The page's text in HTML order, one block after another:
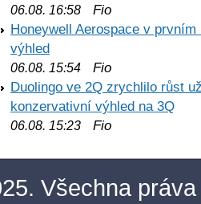
06.08. 16:58 Fio
Honeywell Aerospace v
výhled
06.08. 15:54 Fio
Duolingo ve 2Q zrychlilo růst
konzervativní výhled na 3Q
06.08. 15:23 Fio
Všechna práva